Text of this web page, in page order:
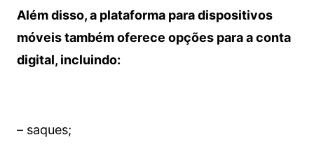
Além disso, a plataforma para dispositivos
móveis também oferece opções para a conta
digital, incluindo:
– saques;